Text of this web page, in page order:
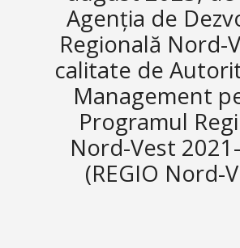
Agenția de
Regională Nord-
calitate de
Management
Programul
Nord-Vest
(REGIO Nord-